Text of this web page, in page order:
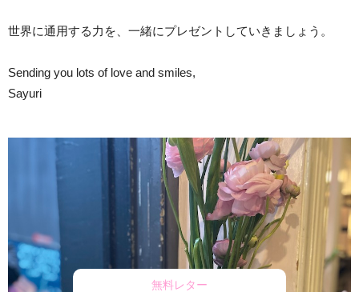
世界に通用する力を、一緒にプレゼントしていきましょう。
Sending you lots of love and smiles,
Sayuri
無料レター